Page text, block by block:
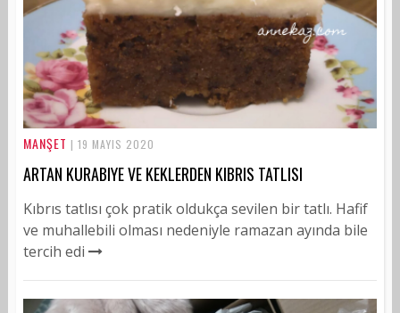
MANŞET | 19 MAYIS 2020
ARTAN KURABIYE VE KEKLERDEN KIBRIS TATLISI
Kıbrıs tatlısı çok pratik oldukça sevilen bir tatlı. Hafif
ve muhallebili olması nedeniyle ramazan ayında bile
tercih edi